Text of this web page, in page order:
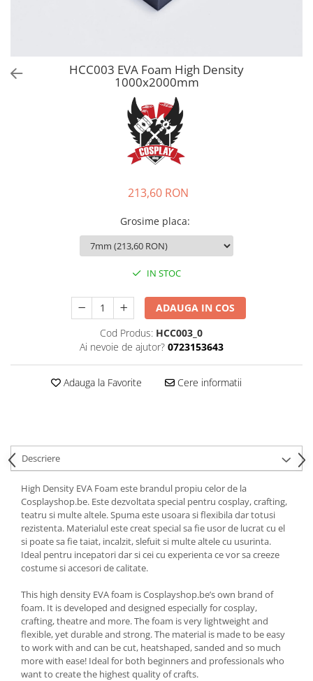
HCC003 EVA Foam High Density
1000x2000mm
213,60 RON
Grosime placa:
IN STOC
ADAUGA IN COS
Cod Produs: HCC003_0
Ai nevoie de ajutor? 0723153643
Adauga la Favorite Cere informatii
Descriere
High Density EVA Foam este brandul propiu celor de la
Cosplayshop.be. Este dezvoltata special pentru cosplay, crafting,
teatru si multe altele. Spuma este usoara si flexibila dar totusi
rezistenta. Materialul este creat special sa fie usor de lucrat cu el
si poate sa fie taiat, incalzit, slefuit si multe altele cu usurinta.
Ideal pentru incepatori dar si cei cu experienta ce vor sa creeze
costume si accesori de calitate.
This high density EVA foam is Cosplayshop.be’s own brand of
foam. It is developed and designed especially for cosplay,
crafting, theatre and more. The foam is very lightweight and
flexible, yet durable and strong. The material is made to be easy
to work with and can be cut, heatshaped, sanded and so much
more with ease! Ideal for both beginners and professionals who
want to create the highest quality of crafts.